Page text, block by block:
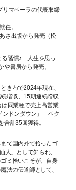
リマベーラの代表取締
任。
さ出版から発売（松
る習慣♪ 人生を思っ
や書房から発売。
きわで2024年現在、
増収、15期連続増収
同業種で売上高営業
ドンダウン」「ベク
合計35回獲得。
で国内外で拾ったゴ
人」として知られ、
ミ拾いこそが、自身
法の伝道師として、